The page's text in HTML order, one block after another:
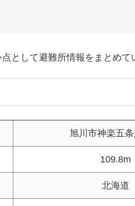
として避難所情報をまとめて
旭川市神楽五条
109.8m
北海道